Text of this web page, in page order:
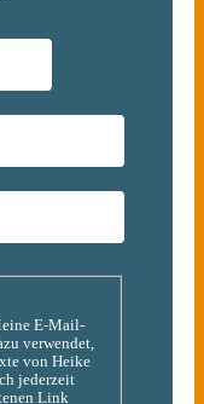
E-Mail-
verwendet,
von Heike
jederzeit
Link